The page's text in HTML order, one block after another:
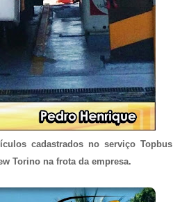
cadastrados no serviço Topbus
Torino na frota da empresa.